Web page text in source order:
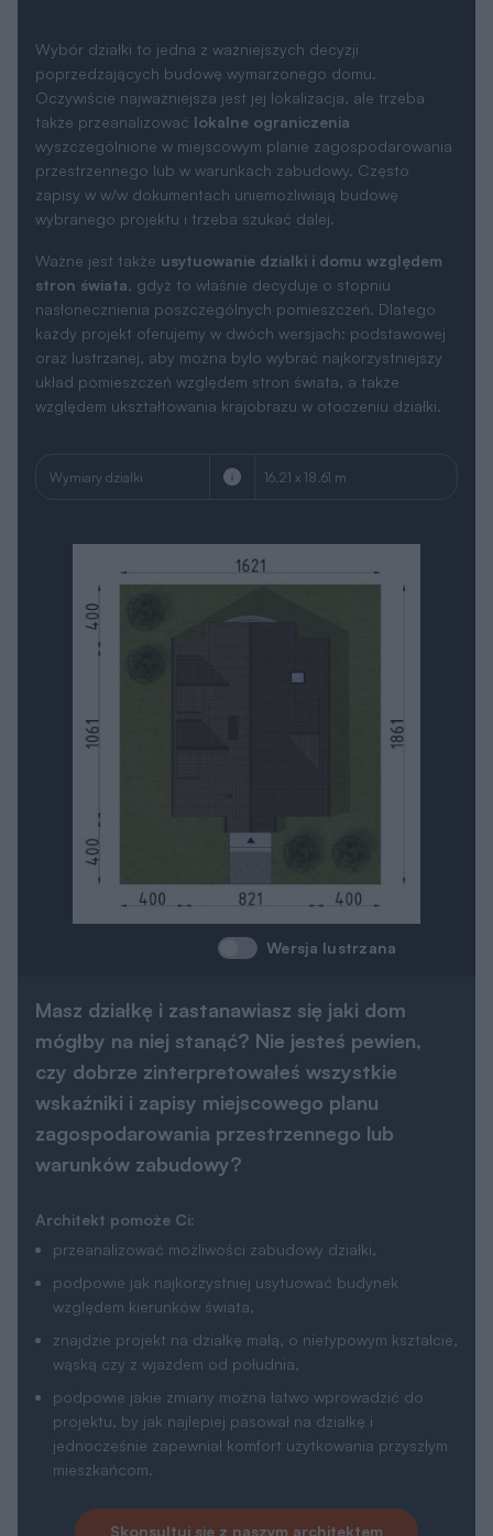
Wybór działki to jedna z ważniejszych decyzji
poprzedzających budowę wymarzonego domu.
Oczywiście najważniejsza jest jej lokalizacja, ale trzeba
także przeanalizować lokalne ograniczenia
wyszczególnione w miejscowym planie zagospodarowania
przestrzennego lub w warunkach zabudowy. Często
zapisy w w/w dokumentach uniemożliwiają budowę
wybranego projektu i trzeba szukać dalej.
Ważne jest także usytuowanie działki i domu względem
stron świata, gdyż to właśnie decyduje o stopniu
nasłonecznienia poszczególnych pomieszczeń. Dlatego
każdy projekt oferujemy w dwóch wersjach: podstawowej
oraz lustrzanej, aby można było wybrać najkorzystniejszy
układ pomieszczeń względem stron świata, a także
względem ukształtowania krajobrazu w otoczeniu działki.
Wymiary działki 16.21 x 18.61 m
Wersja lustrzana
Masz działkę i zastanawiasz się jaki dom
mógłby na niej stanąć? Nie jesteś pewien,
czy dobrze zinterpretowałeś wszystkie
wskaźniki i zapisy miejscowego planu
zagospodarowania przestrzennego lub
warunków zabudowy?
Architekt pomoże Ci:
przeanalizować możliwości zabudowy działki,
podpowie jak najkorzystniej usytuować budynek
względem kierunków świata,
znajdzie projekt na działkę małą, o nietypowym kształcie,
wąską czy z wjazdem od południa,
podpowie jakie zmiany można łatwo wprowadzić do
projektu, by jak najlepiej pasował na działkę i
jednocześnie zapewniał komfort użytkowania przyszłym
mieszkańcom.
Skonsultuj sie z naszym architektem